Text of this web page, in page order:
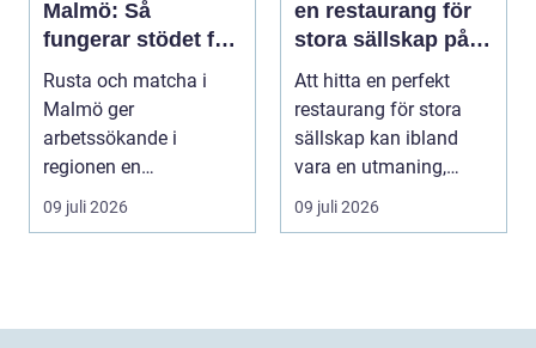
Malmö: Så
fungerar stödet för
dig som söker jobb
Rusta och matcha i
Malmö ger
arbetssökande i
regionen en
strukturerad och
personlig vä...
09 juli 2026
en restaurang för
stora sällskap på
Östermalm i
Stockholm
Att hitta en perfekt
restaurang för stora
sällskap kan ibland
vara en utmaning,
särsk...
09 juli 2026